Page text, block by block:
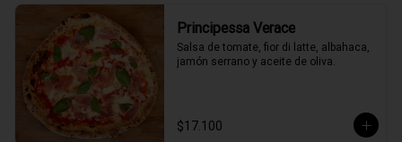
Principessa Verace
Salsa de tomate, fior di latte, albahaca,
jamón serrano y aceite de oliva.
$17.100